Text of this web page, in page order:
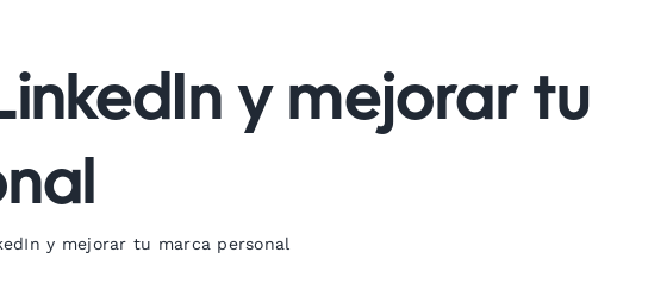
y mejorar tu
y mejorar tu marca personal